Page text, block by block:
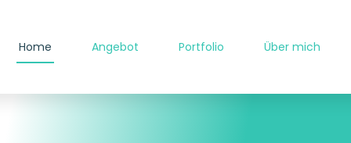
Home Angebot Portfolio Über mich